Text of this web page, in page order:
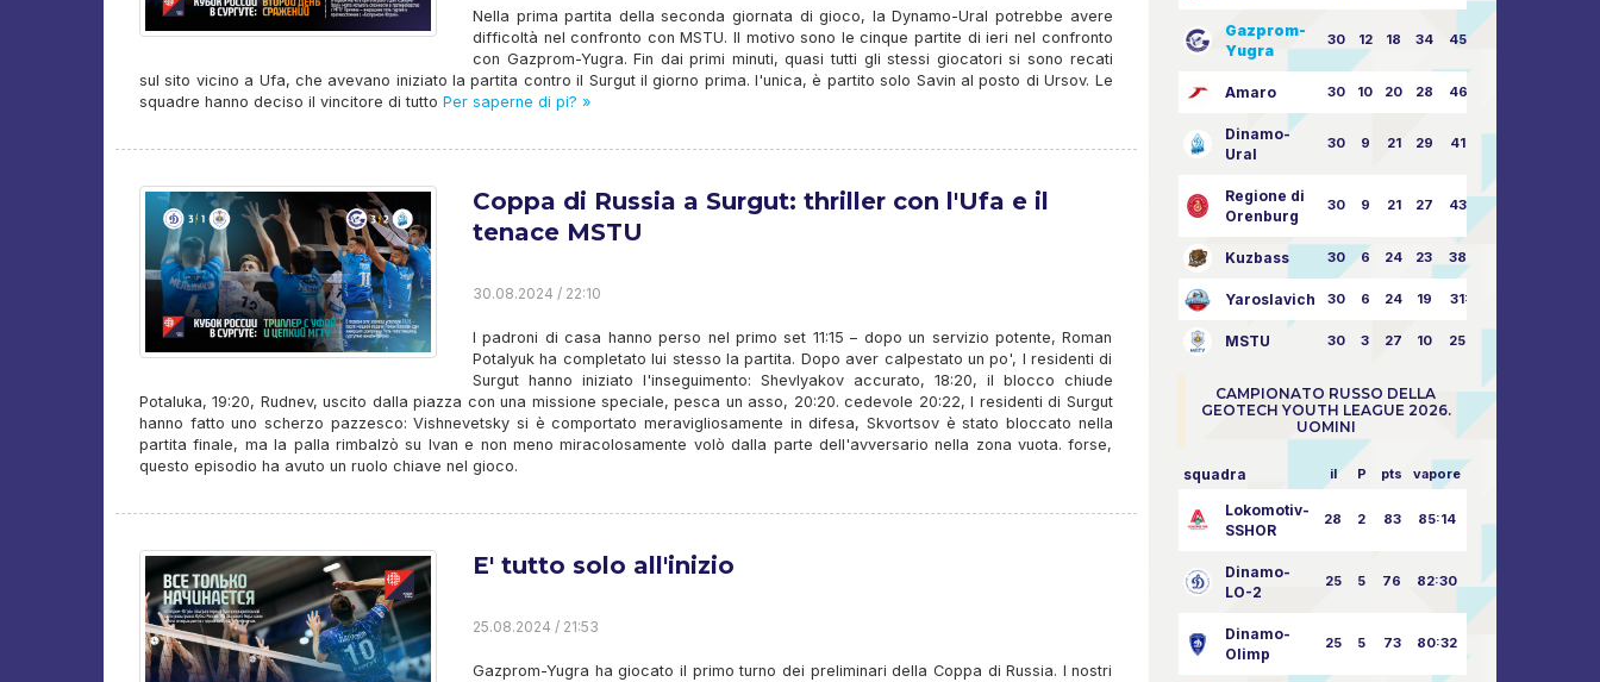
Nella prima partita della seconda giornata di gioco, la Dynamo-Ural potrebbe avere
difficoltà nel confronto con MSTU. Il motivo sono le cinque partite di ieri nel confronto
con Gazprom-Yugra. Fin dai primi minuti, quasi tutti gli stessi giocatori si sono recati
sul sito vicino a Ufa, che avevano iniziato la partita contro il Surgut il giorno prima. l'unica, è partito solo Savin al posto di Ursov. Le
squadre hanno deciso il vincitore di tutto Per saperne di pi? »
Coppa di Russia a Surgut: thriller con l'Ufa e il
tenace MSTU
30.08.2024 / 22:10
I padroni di casa hanno perso nel primo set 11:15 – dopo un servizio potente, Roman
Potalyuk ha completato lui stesso la partita. Dopo aver calpestato un po', I residenti di
Surgut hanno iniziato l'inseguimento: Shevlyakov accurato, 18:20, il blocco chiude
Potaluka, 19:20, Rudnev, uscito dalla piazza con una missione speciale, pesca un asso, 20:20. cedevole 20:22, I residenti di Surgut
hanno fatto uno scherzo pazzesco: Vishnevetsky si è comportato meravigliosamente in difesa, Skvortsov è stato bloccato nella
partita finale, ma la palla rimbalzò su Ivan e non meno miracolosamente volò dalla parte dell'avversario nella zona vuota. forse,
questo episodio ha avuto un ruolo chiave nel gioco.
E' tutto solo all'inizio
25.08.2024 / 21:53
Gazprom-Yugra ha giocato il primo turno dei preliminari della Coppa di Russia. I nostri
Gazprom-
Yugra
30 12 18 34 45:63
Amaro 30 10 20 28 46:73
Dinamo-
Ural
30 9 21 29 41:70
Regione di
Orenburg
30 9 21 27 43:73
Kuzbass 30 6 24 23 38:76
Yaroslavich 30 6 24 19 31:80
MSTU 30 3 27 10 25:87
CAMPIONATO RUSSO DELLA
GEOTECH YOUTH LEAGUE 2026.
UOMINI
squadra il P pts vapore
Lokomotiv-
SSHOR
28 2 83 85:14
Dinamo-
LO-2
25 5 76 82:30
Dinamo-
Olimp
25 5 73 80:32